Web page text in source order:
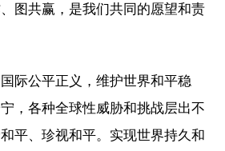
图共赢，是我们共同的愿望和责
际公平正义，维护世界和平稳
，各种全球性威胁和挑战层出不
平、珍视和平。实现世界持久和